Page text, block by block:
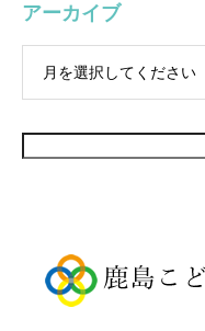
アーカイブ
月を選択してください